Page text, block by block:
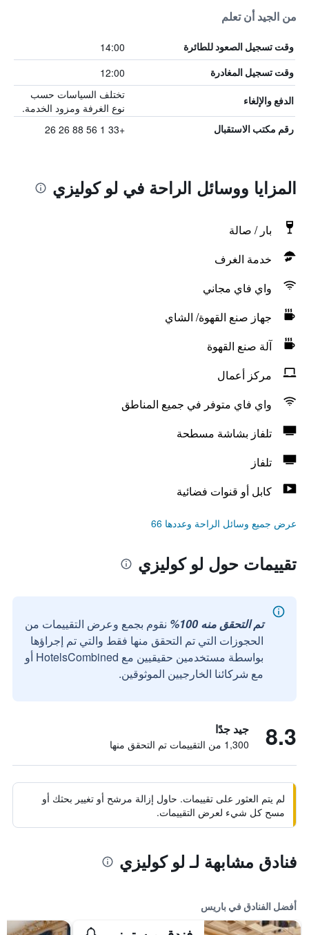
من الجيد أن تعلم
وقت تسجيل الصعود للطائرة 14:00
وقت تسجيل المغادرة 12:00
الدفع والإلغاء
تختلف السياسات حسب
نوع الغرفة ومزود الخدمة.
رقم مكتب الاستقبال +33 1 56 88 26 26
المزايا ووسائل الراحة في لو كوليزي
بار / صالة
خدمة الغرف
واي فاي مجاني
جهاز صنع القهوة/ الشاي
آلة صنع القهوة
مركز أعمال
واي فاي متوفر في جميع المناطق
تلفاز بشاشة مسطحة
تلفاز
كابل أو قنوات فضائية
عرض جميع وسائل الراحة وعددها 66
تقييمات حول لو كوليزي
تم التحقق منه 100%
نقوم بجمع وعرض التقييمات من
الحجوزات التي تم التحقق منها فقط والتي تم إجراؤها
بواسطة مستخدمين حقيقيين مع HotelsCombined أو
مع شركائنا الخارجيين الموثوقين.
8.3 جيد جدًا
1,300 من التقييمات تم التحقق منها
لم يتم العثور على تقييمات. حاول إزالة مرشح أو تغيير بحثك أو
مسح كل شيء لعرض التقييمات.
فنادق مشابهة لـ لو كوليزي
أفضل الفنادق في باريس